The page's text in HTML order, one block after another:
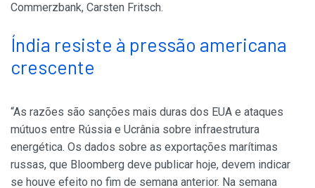
Commerzbank, Carsten Fritsch.
Índia resiste à pressão americana
crescente
“As razões são sanções mais duras dos EUA e ataques
mútuos entre Rússia e Ucrânia sobre infraestrutura
energética. Os dados sobre as exportações marítimas
russas, que Bloomberg deve publicar hoje, devem indicar
se houve efeito no fim de semana anterior. Na semana